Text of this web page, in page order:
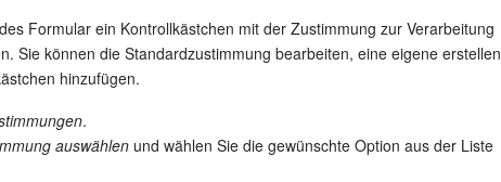
Formular ein Kontrollkästchen mit der Zustimmung zur Verarbeitung
Sie können die Standardzustimmung bearbeiten, eine eigene erstellen
hinzufügen.
.
auswählen und wählen Sie die gewünschte Option aus der Liste